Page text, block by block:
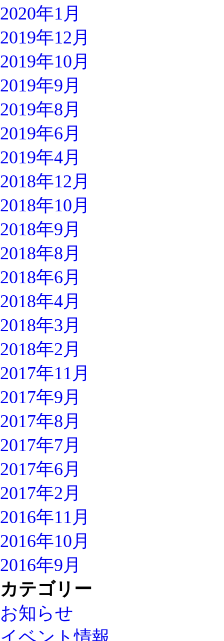
2020年1月
2019年12月
2019年10月
2019年9月
2019年8月
2019年6月
2019年4月
2018年12月
2018年10月
2018年9月
2018年8月
2018年6月
2018年4月
2018年3月
2018年2月
2017年11月
2017年9月
2017年8月
2017年7月
2017年6月
2017年2月
2016年11月
2016年10月
2016年9月
カテゴリー
お知らせ
イベント情報